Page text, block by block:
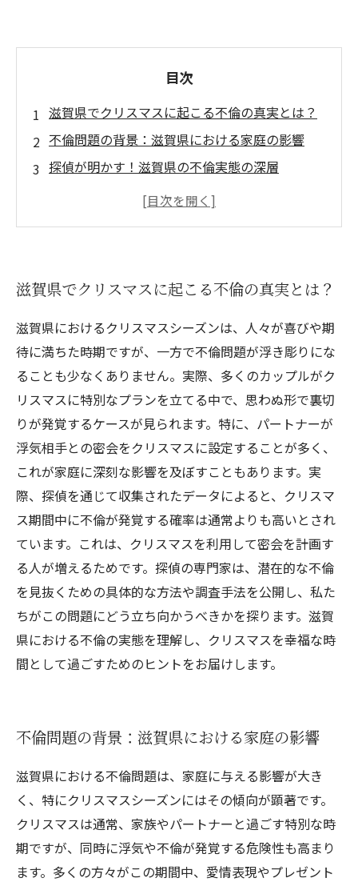
目次
滋賀県でクリスマスに起こる不倫の真実とは？
不倫問題の背景：滋賀県における家庭の影響
探偵が明かす！滋賀県の不倫実態の深層
不倫から学ぶこと：滋賀県の家庭を守るために
られるもの
滋賀県でクリスマスに起こる不倫の真実とは？
滋賀県におけるクリスマスシーズンは、人々が喜びや期
待に満ちた時期ですが、一方で不倫問題が浮き彫りにな
ることも少なくありません。実際、多くのカップルがク
リスマスに特別なプランを立てる中で、思わぬ形で裏切
りが発覚するケースが見られます。特に、パートナーが
浮気相手との密会をクリスマスに設定することが多く、
これが家庭に深刻な影響を及ぼすこともあります。実
際、探偵を通じて収集されたデータによると、クリスマ
ス期間中に不倫が発覚する確率は通常よりも高いとされ
ています。これは、クリスマスを利用して密会を計画す
る人が増えるためです。探偵の専門家は、潜在的な不倫
を見抜くための具体的な方法や調査手法を公開し、私た
ちがこの問題にどう立ち向かうべきかを探ります。滋賀
県における不倫の実態を理解し、クリスマスを幸福な時
間として過ごすためのヒントをお届けします。
不倫問題の背景：滋賀県における家庭の影響
滋賀県における不倫問題は、家庭に与える影響が大き
く、特にクリスマスシーズンにはその傾向が顕著です。
クリスマスは通常、家族やパートナーと過ごす特別な時
期ですが、同時に浮気や不倫が発覚する危険性も高まり
ます。多くの方々がこの期間中、愛情表現やプレゼント